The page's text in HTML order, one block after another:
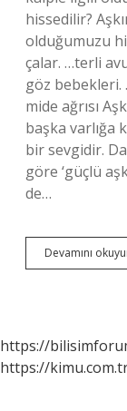
hissedilir?
olduğumuzu
çalar. …terli
göz
mide ağrısı
başka varlığa
bir sevgidir.
göre ‘güçlü
de…
Devamını
https://
https://